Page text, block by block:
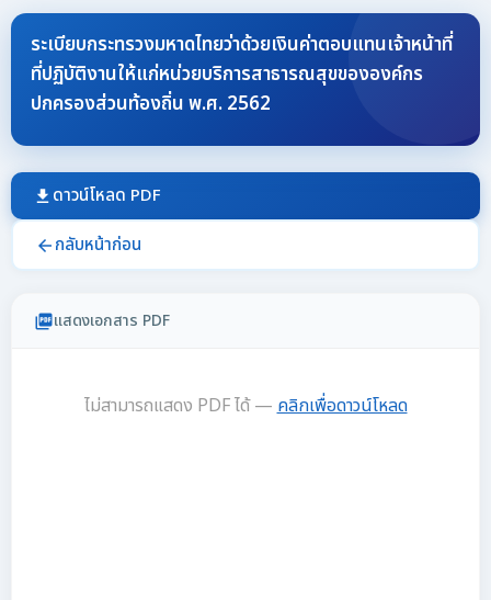
ระเบียบกระทรวงมหาดไทยว่าด้วยเงินค่าตอบแทนเจ้าหน้าที่
ที่ปฏิบัติงานให้แก่หน่วยบริการสาธารณสุขขององค์กร
ปกครองส่วนท้องถิ่น พ.ศ. 2562
download ดาวน์โหลด PDF
arrow_back กลับหน้าก่อน
picture_as_pdfแสดงเอกสาร PDF
ไม่สามารถแสดง PDF ได้ —คลิกเพื่อดาวน์โหลด